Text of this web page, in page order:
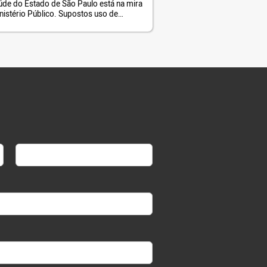
do Estado de São Paulo está na mira
Público. Supostos uso de
dirigentes, pagamento de
em uma devassa da Receita
Last